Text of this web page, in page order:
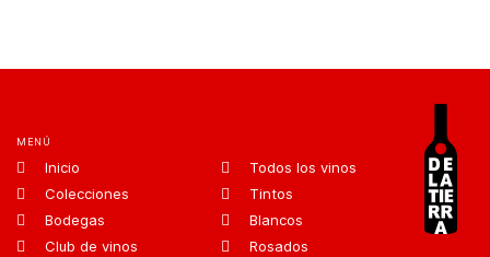
MENÚ
Inicio
Colecciones
Bodegas
Club de vinos
Todos los vinos
Tintos
Blancos
Rosados